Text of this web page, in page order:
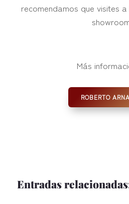
recomendamos que visites a
Más
ROBERTO
Entradas